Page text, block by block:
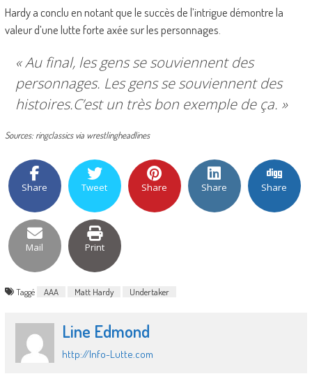
Hardy a conclu en notant que le succès de l’intrigue démontre la
valeur d’une lutte forte axée sur les personnages.
« Au final, les gens se souviennent des
personnages. Les gens se souviennent des
histoires.C’est un très bon exemple de ça. »
Sources: ringclassics via wrestlingheadlines
Share Tweet Share Share Share
Mail Print
Taggé AAA Matt Hardy Undertaker
Line Edmond
http://Info-Lutte.com